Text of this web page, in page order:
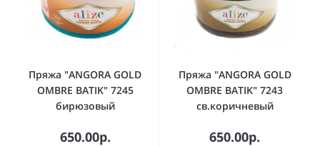
Пряжа "ANGORA GOLD
OMBRE BATIK" 7245
бирюзовый
650.00р.
Пряжа "ANGORA GOLD
OMBRE BATIK" 7243
св.коричневый
650.00р.